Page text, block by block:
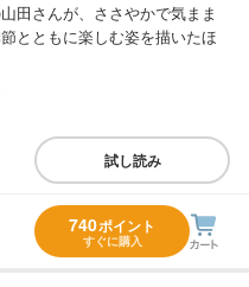
田さんが、ささやかで気まま
とともに楽しむ姿を描いたほ
試し読み
740ポイント
すぐに購入